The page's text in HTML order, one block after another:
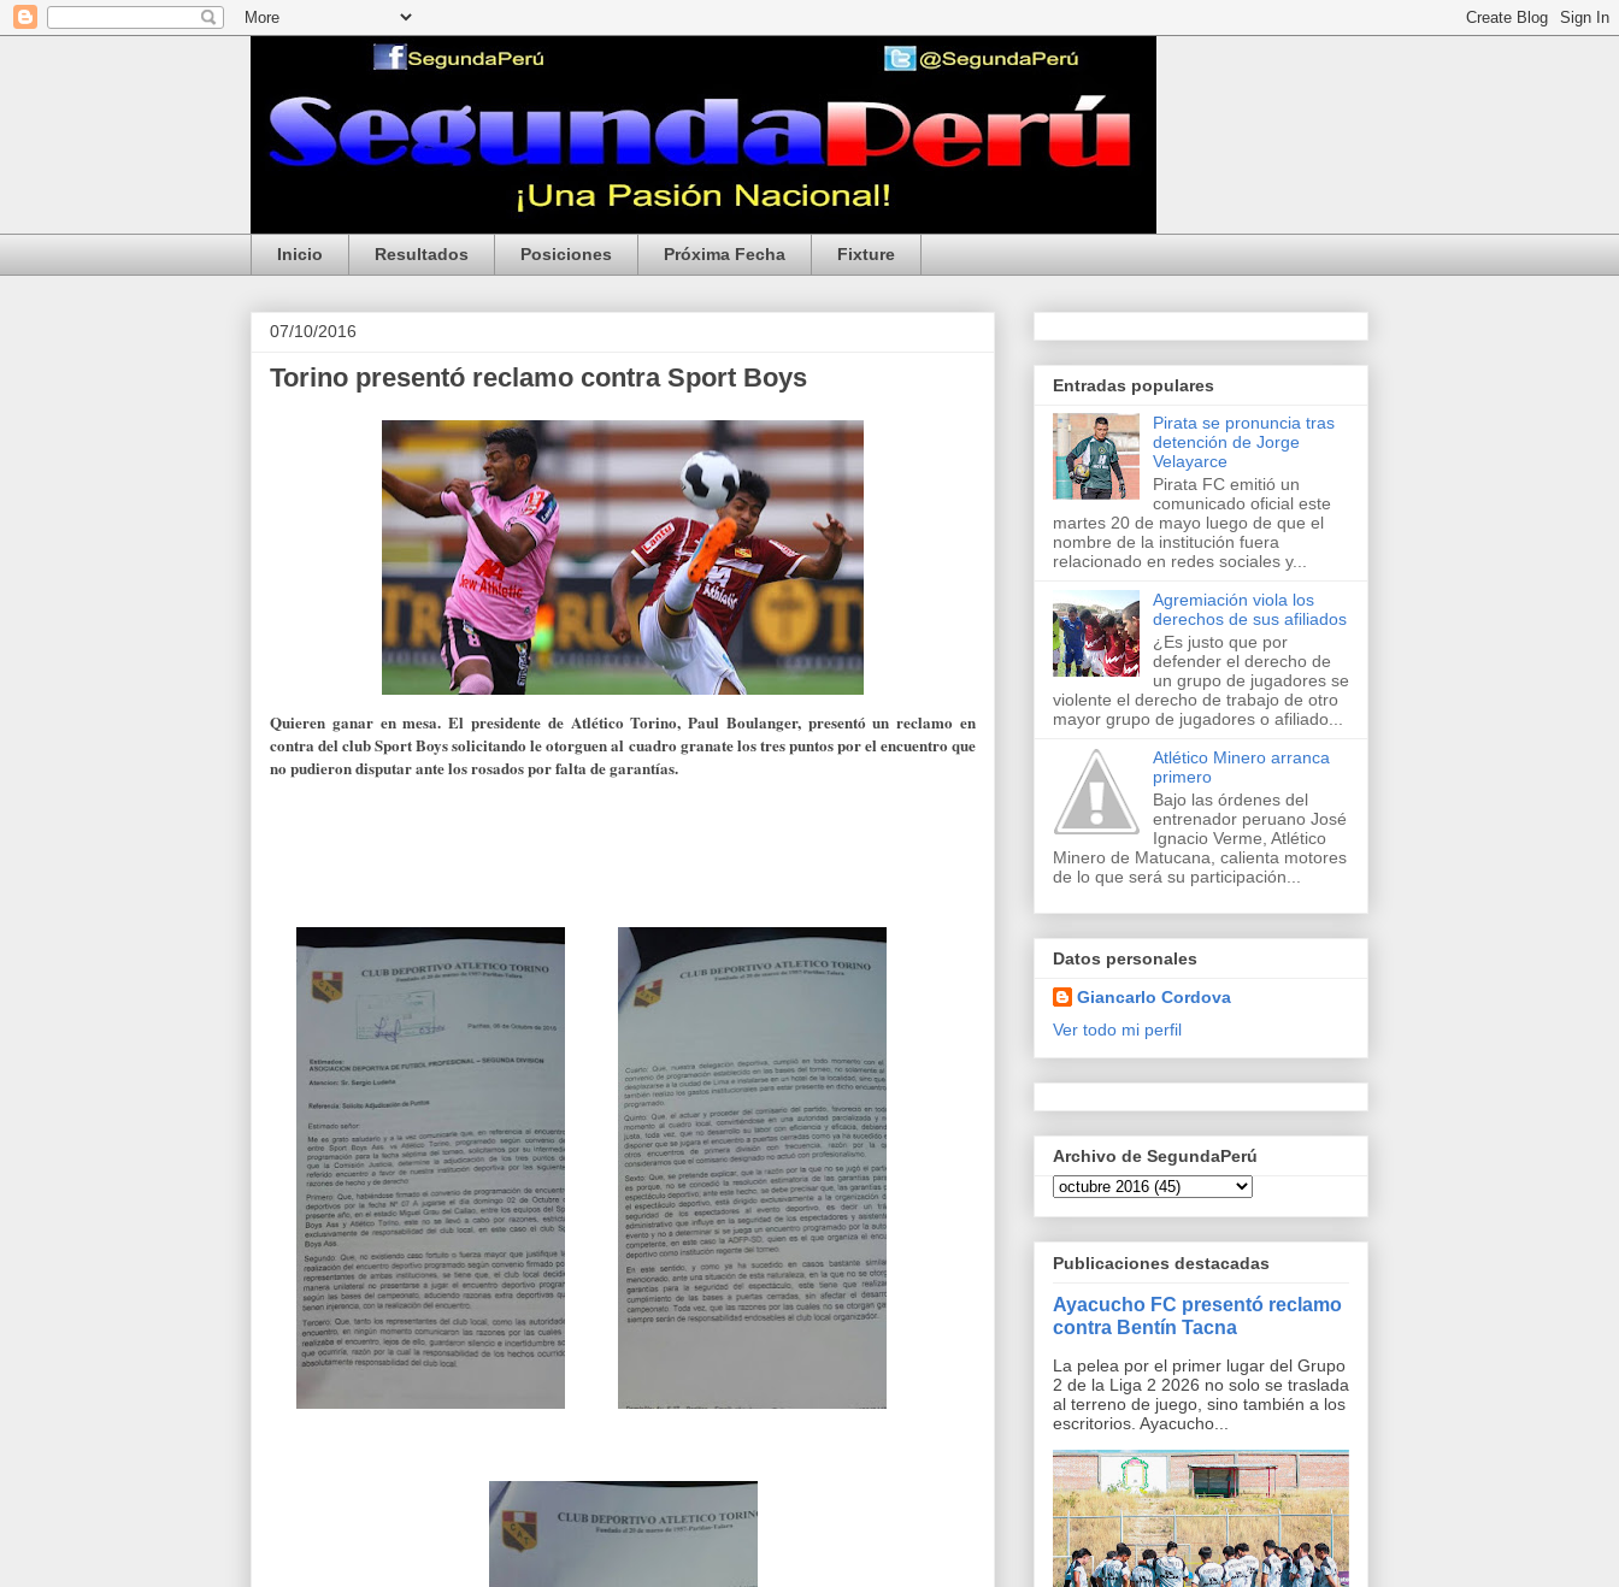
Inicio Resultados Posiciones Próxima Fecha Fixture
07/10/2016
Torino presentó reclamo contra Sport Boys
Quieren ganar en mesa. El presidente de Atlético Torino, Paul Boulanger, presentó un reclamo en
contra del club Sport Boys solicitando le otorguen al cuadro granate los tres puntos por el encuentro que
no pudieron disputar ante los rosados por falta de garantías.
Entradas populares
Pirata se pronuncia tras
detención de Jorge
Velayarce
Pirata FC emitió un
comunicado oficial este
martes 20 de mayo luego de que el
nombre de la institución fuera
relacionado en redes sociales y...
Agremiación viola los
derechos de sus afiliados
¿Es justo que por
defender el derecho de
un grupo de jugadores se
violente el derecho de trabajo de otro
mayor grupo de jugadores o afiliado...
Atlético Minero arranca
primero
Bajo las órdenes del
entrenador peruano José
Ignacio Verme, Atlético
Minero de Matucana, calienta motores
de lo que será su participación...
Datos personales
Giancarlo Cordova
Ver todo mi perfil
Archivo de SegundaPerú
Publicaciones destacadas
Ayacucho FC presentó reclamo
contra Bentín Tacna
La pelea por el primer lugar del Grupo
2 de la Liga 2 2026 no solo se traslada
al terreno de juego, sino también a los
escritorios. Ayacucho...